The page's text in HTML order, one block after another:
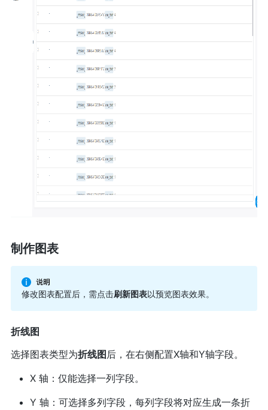
制作图表
修改图表配置后，需点击刷新图表以预览图表效果。
折线图
选择图表类型为折线图 后，在右侧配置X轴和Y轴字段。
X 轴：仅能选择一列字段。
Y 轴：可选择多列字段，每列字段将对应生成一条折